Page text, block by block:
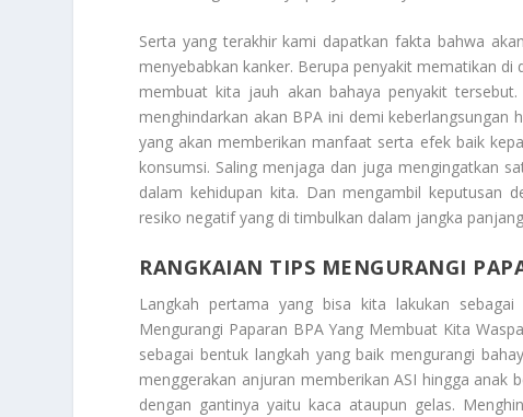
Serta yang terakhir kami dapatkan fakta bahwa
menyebabkan kanker. Berupa penyakit mematikan
membuat kita jauh akan bahaya penyakit
menghindarkan akan BPA ini demi
yang akan memberikan manfaat serta efek baik
konsumsi. Saling menjaga dan juga mengingatkan
dalam kehidupan kita. Dan mengambil keputusan
resiko negatif yang di timbulkan dalam jangka
RANGKAIAN TIPS MENGURANGI
Langkah pertama yang bisa kita lakukan
Mengurangi Paparan BPA Yang Membuat Kita
sebagai bentuk langkah yang baik mengurangi
menggerakan anjuran memberikan ASI hingga anak
dengan gantinya yaitu kaca ataupun gelas.